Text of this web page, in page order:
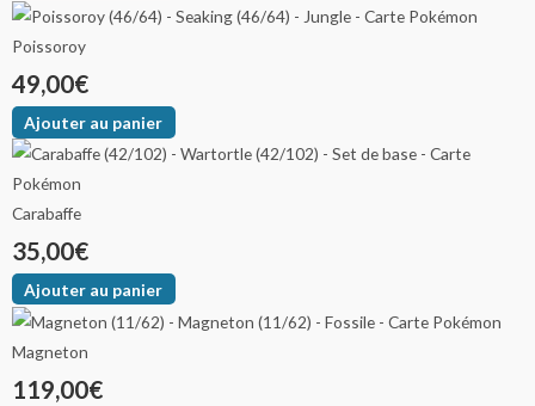
Poissoroy
49,00€
Ajouter au panier
Carabaffe
35,00€
Ajouter au panier
Magneton
119,00€